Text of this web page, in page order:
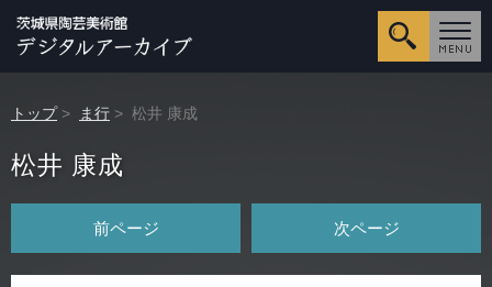
詳細検
トップ > ま行 > 松井 康成
松井 康成
前ページ 次ページ